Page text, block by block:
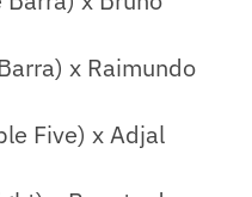
x Raimundo
Five) x Adjal